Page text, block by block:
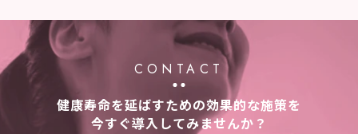
CONTACT
健康寿命を延ばすための効果的な施策を
今すぐ導入してみませんか？